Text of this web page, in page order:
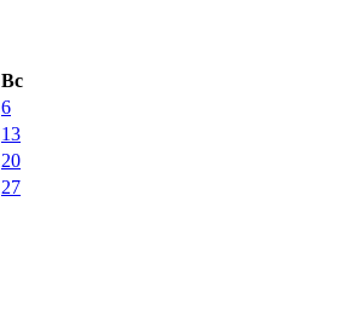
Вс
6
13
20
27